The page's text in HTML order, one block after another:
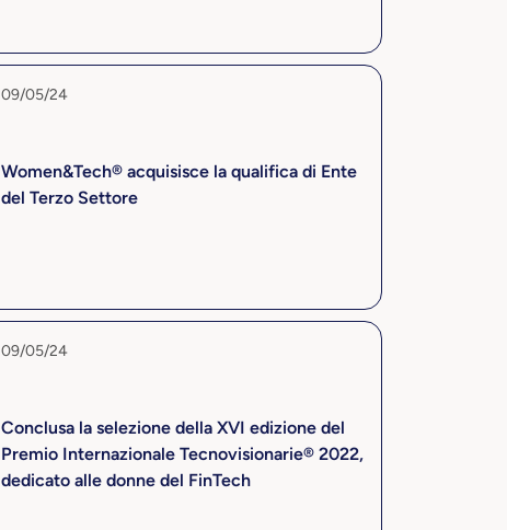
09/05/24
Women&Tech® acquisisce la qualifica di Ente
del Terzo Settore
09/05/24
Conclusa la selezione della XVI edizione del
Premio Internazionale Tecnovisionarie® 2022,
dedicato alle donne del FinTech